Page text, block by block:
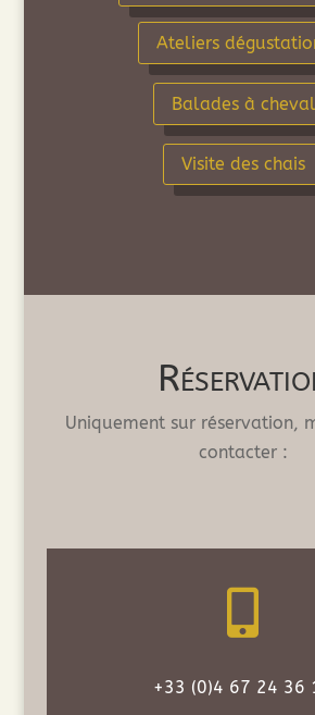
Ateliers
Balades à cheval
Visite des chais
Uniquement sur réservation,
contacter :

+33 (0)4 67 24 36